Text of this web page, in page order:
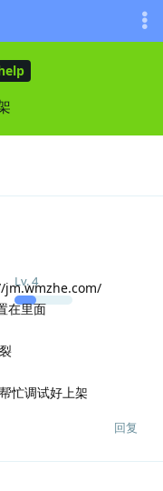
Lv.4
jm.wmzhe.com/
在里面
忙调试好上架
回复